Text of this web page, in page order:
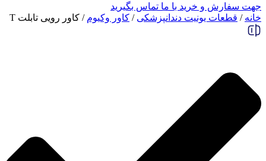
جهت سفارش و خرید با ما تماس بگیرید
خانه / قطعات یونیت دندانپزشکی / کاور وکیوم / کاور رویی تابلت T